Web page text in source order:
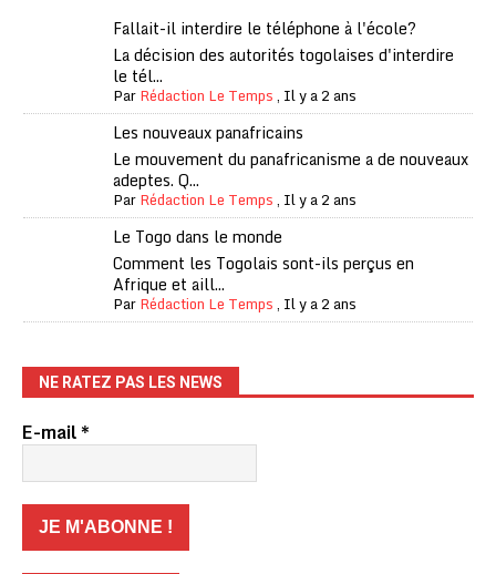
Fallait-il interdire le téléphone à l'école?
La décision des autorités togolaises d'interdire
le tél...
ParRédaction Le Temps, Il y a 2 ans
Les nouveaux panafricains
Le mouvement du panafricanisme a de nouveaux
adeptes. Q...
ParRédaction Le Temps, Il y a 2 ans
Le Togo dans le monde
Comment les Togolais sont-ils perçus en
Afrique et aill...
ParRédaction Le Temps, Il y a 2 ans
NE RATEZ PAS LES NEWS
E-mail*